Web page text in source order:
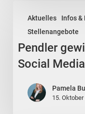
Aktuelles Infos &
Stellenangebote
gewinnen:
starten
eine
Media
Aktion
Pendler
Social
Pamela
15. Oktober